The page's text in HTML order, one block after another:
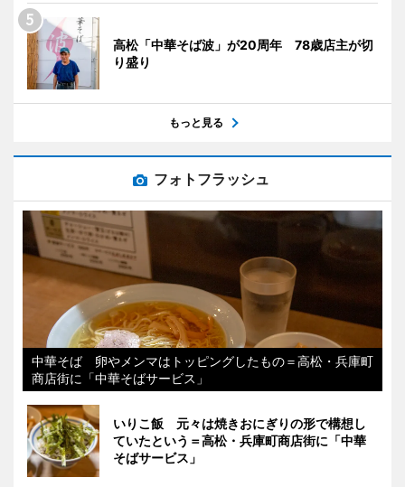
高松「中華そば波」が20周年 78歳店主が切
り盛り
もっと見る
フォトフラッシュ
中華そば 卵やメンマはトッピングしたもの＝高松・兵庫町
商店街に「中華そばサービス」
いりこ飯 元々は焼きおにぎりの形で構想し
ていたという＝高松・兵庫町商店街に「中華
そばサービス」